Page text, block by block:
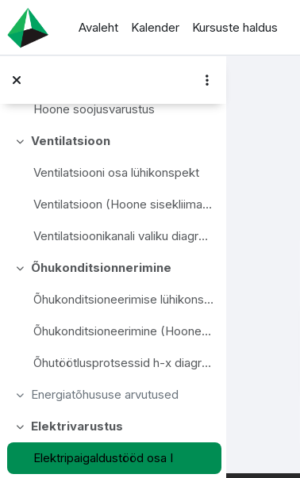
Jäta vahele peasisuni
Avaleht
Kalender Kursuste haldus
Ruumi soojuskao määramine
Ahenda
Soojusvarustus
Hoone soojusvarustus
Ahenda
Ventilatsioon
Ventilatsiooni osa lühikonspekt
Ventilatsioon (Hoone sisekliima kujundamine, Seppänen)
Ventilatsioonikanali valiku diagramm
Ahenda
Õhukonditsionnerimine
Õhukonditsioneerimise lühikonspekt
Õhukonditsioneerimine (Hoone sisekliima kujundamise raamatust, Seppänen)
Õhutöötlusprotsessid h-x diagrammil videoloengu juurde
Ahenda
Energiatõhususe arvutused
Ahenda
Elektrivarustus
Elektripaigaldustööd osa I